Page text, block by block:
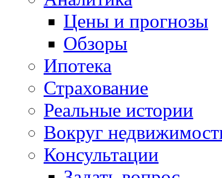
Цены и прогнозы
Обзоры
Ипотека
Страхование
Реальные истории
Вокруг
Консультации